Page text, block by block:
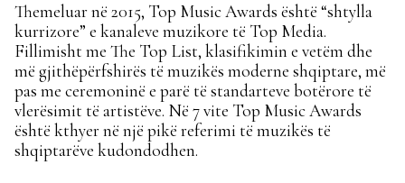
Themeluar në 2015, Top Music Awards është “shtylla
kurrizore” e kanaleve muzikore të Top Media.
Fillimisht me The Top List, klasifikimin e vetëm dhe
më gjithëpërfshirës të muzikës moderne shqiptare, më
pas me ceremoninë e parë të standarteve botërore të
vlerësimit të artistëve. Në 7 vite Top Music Awards
është kthyer në një pikë referimi të muzikës të
shqiptarëve kudondodhen.